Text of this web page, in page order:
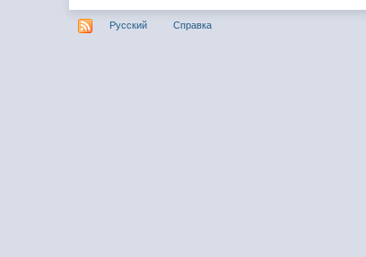
Русский Справка